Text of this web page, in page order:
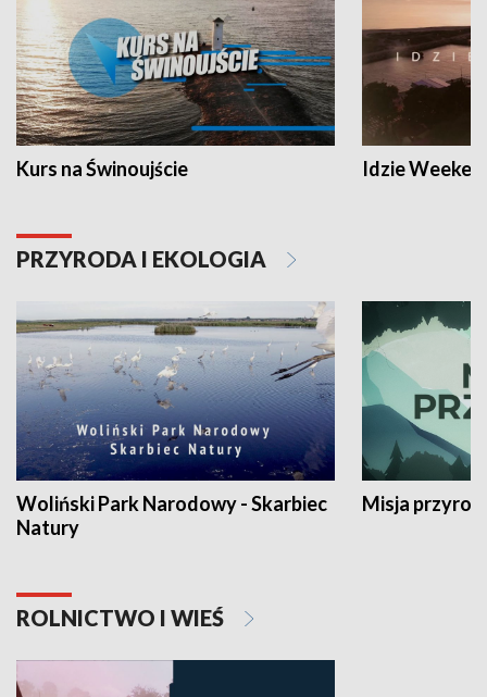
Kurs na Świnoujście Idzie
PRZYRODA I EKOLOGIA
Woliński Park Narodowy - Skarbiec
Natury
Misja
ROLNICTWO I WIEŚ